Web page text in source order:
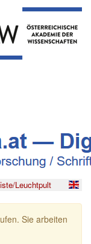
Leuchtpult
Sie arbeiten